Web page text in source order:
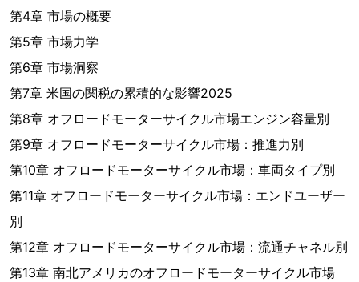
第4章 市場の概要
第5章 市場力学
第6章 市場洞察
第7章 米国の関税の累積的な影響2025
第8章 オフロードモーターサイクル市場エンジン容量別
第9章 オフロードモーターサイクル市場：推進力別
第10章 オフロードモーターサイクル市場：車両タイプ別
第11章 オフロードモーターサイクル市場：エンドユーザー
別
第12章 オフロードモーターサイクル市場：流通チャネル別
第13章 南北アメリカのオフロードモーターサイクル市場